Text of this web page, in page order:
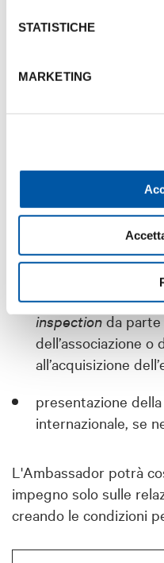
STATISTICHE
MARKETING
necessari
supporto nella
ricerca dei partner
attivazione delle
assistenza
progettazione e la
supporto
inspectionda parte
dell’associazione
all’acquisizione
presentazione
internazionale, se
L'Ambassador potrà
impegno solo sulle
creando le condizioni